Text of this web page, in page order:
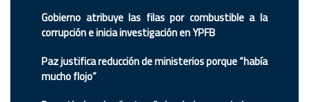
Gobierno atribuye las filas por combustible a la
corrupción e inicia investigación en YPFB
Paz justifica reducción de ministerios porque “había
mucho flojo”